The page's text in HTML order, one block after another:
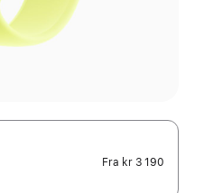
Fra kr 3 190